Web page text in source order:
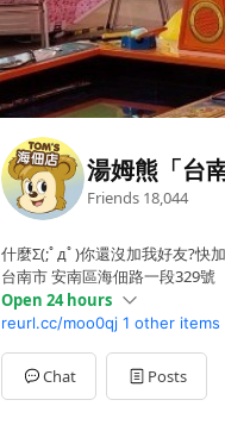
湯姆熊「台
Friends 18,044
什麼Σ(;ﾟдﾟ)你還沒加我好友?快
台南市 安南區海佃路一段329號
Open 24 hours
SunOpen 24 hours
MonOpen 24 hours
TueOpen 24 hours
WedOpen 24 hours
reurl.cc/moo0qj 1 other items
Chat Posts